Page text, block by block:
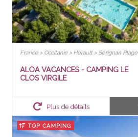
France > Occitanie > Hérault > Sérignan Plage
ALOA VACANCES - CAMPING LE
CLOS VIRGILE
Plus de détails
TOP CAMPING